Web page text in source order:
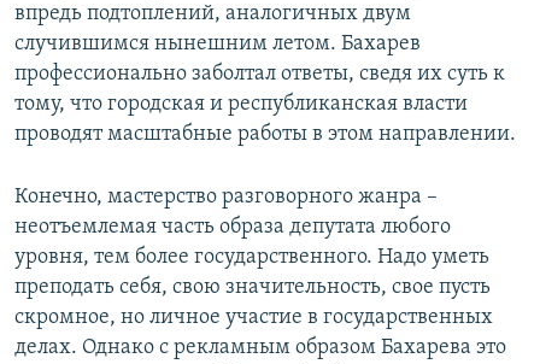
впредь подтоплений, аналогичных двум
случившимся нынешним летом. Бахарев
профессионально заболтал ответы, сведя их суть к
тому, что городская и республиканская власти
проводят масштабные работы в этом направлении.
Конечно, мастерство разговорного жанра –
неотъемлемая часть образа депутата любого
уровня, тем более государственного. Надо уметь
преподать себя, свою значительность, свое пусть
скромное, но личное участие в государственных
делах. Однако с рекламным образом Бахарева это